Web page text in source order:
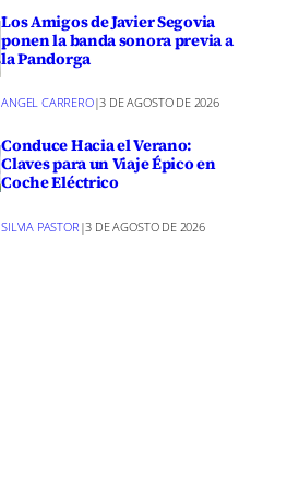
Los Amigos de Javier Segovia
ponen la banda sonora previa a
la Pandorga
ANGEL CARRERO|3 DE AGOSTO DE 2026
Conduce Hacia el Verano:
Claves para un Viaje Épico en
Coche Eléctrico
SILVIA PASTOR |3 DE AGOSTO DE 2026